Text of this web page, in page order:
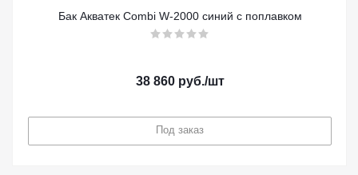
Бак Акватек Combi W-2000 синий с поплавком
38 860руб./шт
Под заказ